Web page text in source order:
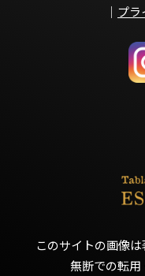
｜ プラ
このサイトの画像は
無断での転用